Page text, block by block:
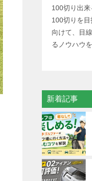
100切り出来
100切りを
向けて、目
るノウハウ
新着記事